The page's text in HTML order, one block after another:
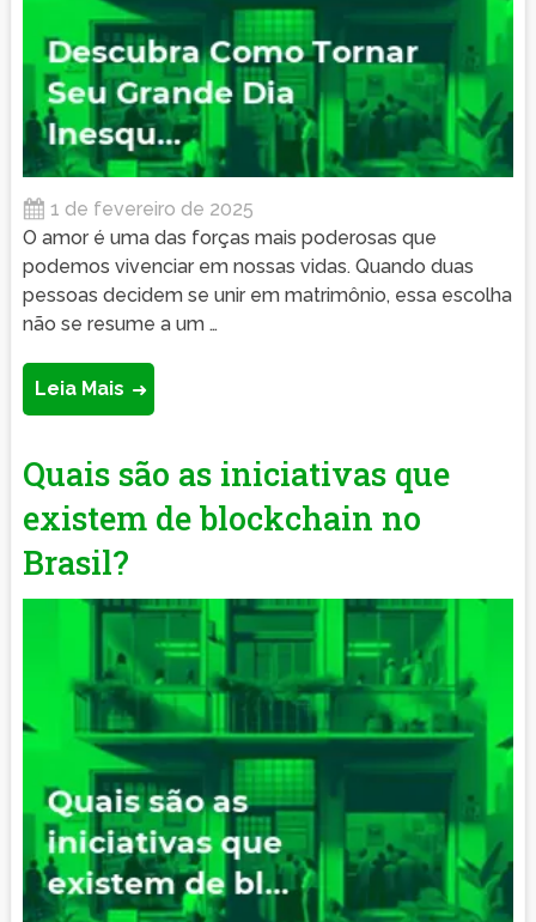
1 de fevereiro de 2025
O amor é uma das forças mais poderosas que
podemos vivenciar em nossas vidas. Quando duas
pessoas decidem se unir em matrimônio, essa escolha
não se resume a um …
Leia Mais
Quais são as iniciativas que
existem de blockchain no
Brasil?